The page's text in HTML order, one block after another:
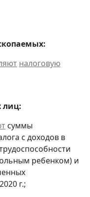
налоговую
лиц:
суммы
с доходов в
ребенком) и
г.;